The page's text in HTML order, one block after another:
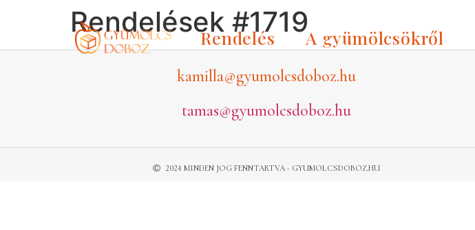
Rendelés A gyümölcsökről
Rendelések #1719
kamilla@gyumolcsdoboz.hu
tamas@gyumolcsdoboz.hu
2024 MINDEN JOG FENNTARTVA - GYUMOLCSDOBOZ.HU